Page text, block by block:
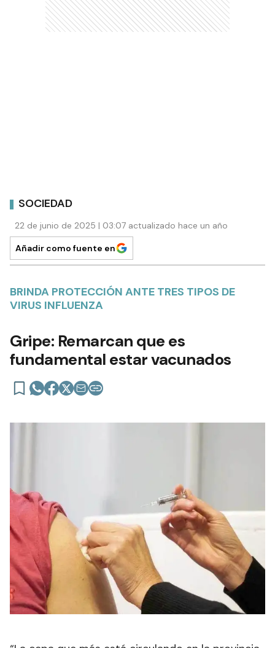
SOCIEDAD
22 de junio de 2025 | 03:07 actualizado hace un año
Añadir como fuente en
BRINDA PROTECCIÓN ANTE TRES TIPOS DE
VIRUS INFLUENZA
Gripe: Remarcan que es
fundamental estar vacunados